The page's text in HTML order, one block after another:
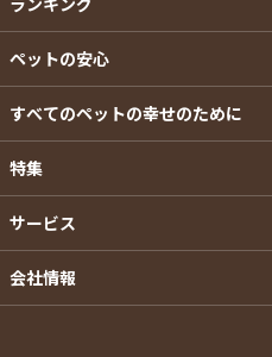
ペットの安心
すべてのペットの幸せのために
特集
サービス
会社情報